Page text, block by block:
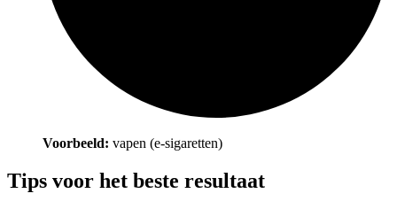
Voorbeeld: vapen (e-sigaretten)
Tips voor het beste resultaat